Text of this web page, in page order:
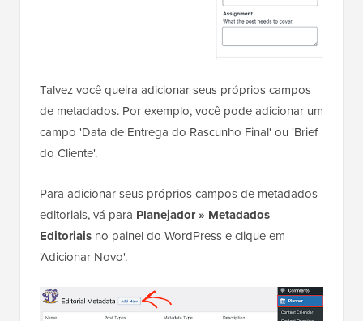
Talvez você queira adicionar seus próprios campos
de metadados. Por exemplo, você pode adicionar um
campo 'Data de Entrega do Rascunho Final' ou 'Brief
do Cliente'.
Para adicionar seus próprios campos de metadados
editoriais, vá para Planejador » Metadados
Editoriais no painel do WordPress e clique em
'Adicionar Novo'.